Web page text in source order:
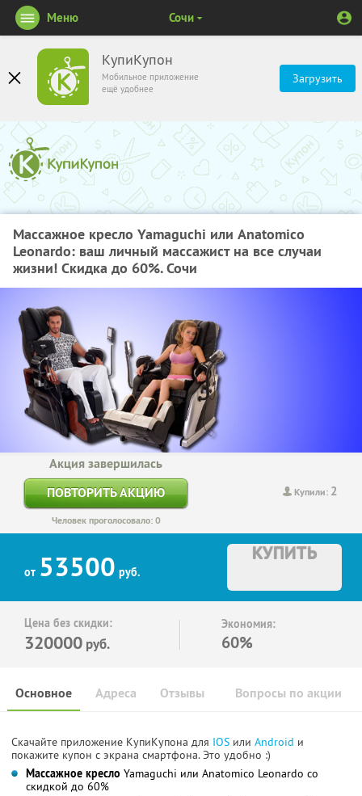
КупиКупон
Мобильное приложение
ещё удобнее
Загрузить
Меню Сочи
Массажное кресло Yamaguchi или Anatomico
Leonardo: ваш личный массажист на все случаи
жизни! Скидка до 60%. Сочи
Купили: 2
Акция завершилась
ПОВТОРИТЬ АКЦИЮ
Человек проголосовало: 0
от 53500 руб.
КУПИТЬ
Цена без скидки:
320000 руб.
Экономия:
60%
Основное Отзывы Вопросы по акции
Адреса
Скачайте приложение КупиКупона для IOS или Android и
покажите купон с экрана смартфона. Это удобно :)
Массажное кресло Yamaguchi или Anatomico Leonardo со
скидкой до 60%